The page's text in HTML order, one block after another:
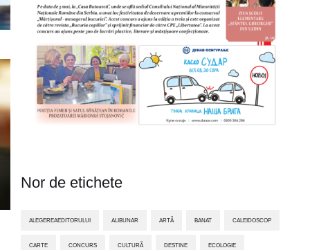
Nor de etichete
ALEGEREAEDITORULUI ALIBUNAR ARTĂ BANAT CALEIDOSCOP
CARTE CONCURS CULTURĂ DESTINE ECOLOGIE